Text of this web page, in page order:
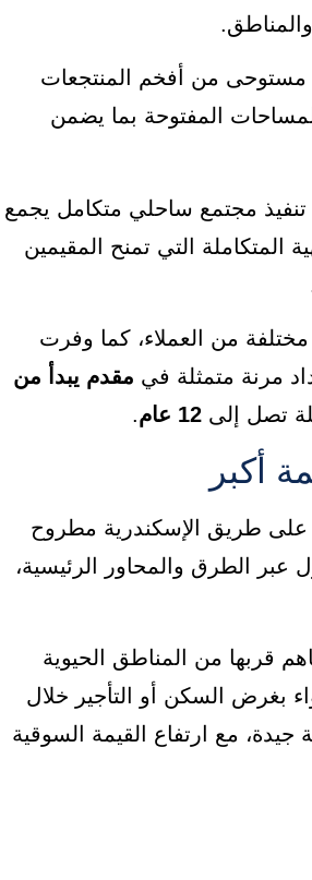
مستوحى من أفخم المنتجعات
المفتوحة بما يضمن
مجتمع ساحلي متكامل يجمع
المتكاملة التي تمنح المقيمين
من العملاء، كما وفرت
مرنة متمثلة في مقدم يبدأ من
تصل إلى .
تقع perla north coast في موقع استراتيجي ومميز عند الكيلو 174 على طريق الإسكندرية مطروح
عبر الطرق والمحاور الرئيسية،
قربها من المناطق الحيوية
بغرض السكن أو التأجير خلال
مع ارتفاع القيمة السوقية